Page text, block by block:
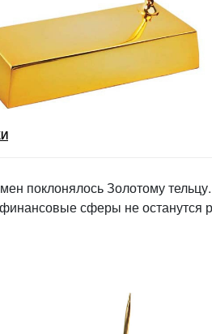
поклонялось Золотому
сферы не останутся